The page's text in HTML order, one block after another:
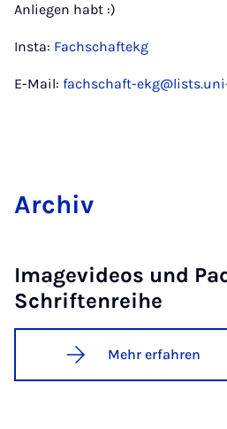
Anliegen habt :)
Insta: Fachschaftekg
E-Mail: fachschaft-
Ar­chiv
Image­vi­de­os und
Schrif­ten­rei­he
Mehr erfahren